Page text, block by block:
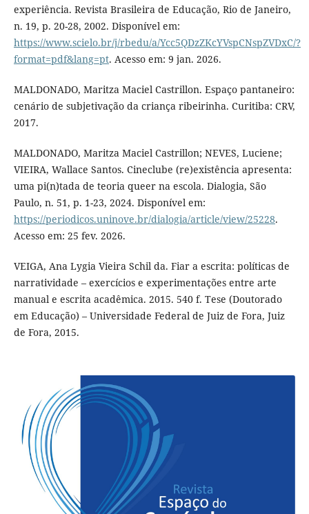
experiência. Revista Brasileira de Educação, Rio de Janeiro,
n. 19, p. 20-28, 2002. Disponível em:
https://www.scielo.br/j/rbedu/a/Ycc5QDzZKcYVspCNspZVDxC/?
format=pdf&lang=pt. Acesso em: 9 jan. 2026.
MALDONADO, Maritza Maciel Castrillon. Espaço pantaneiro:
cenário de subjetivação da criança ribeirinha. Curitiba: CRV,
2017.
MALDONADO, Maritza Maciel Castrillon; NEVES, Luciene;
VIEIRA, Wallace Santos. Cineclube (re)existência apresenta:
uma pi(n)tada de teoria queer na escola. Dialogia, São
Paulo, n. 51, p. 1-23, 2024. Disponível em:
https://periodicos.uninove.br/dialogia/article/view/25228.
Acesso em: 25 fev. 2026.
VEIGA, Ana Lygia Vieira Schil da. Fiar a escrita: políticas de
narratividade – exercícios e experimentações entre arte
manual e escrita acadêmica. 2015. 540 f. Tese (Doutorado
em Educação) – Universidade Federal de Juiz de Fora, Juiz
de Fora, 2015.